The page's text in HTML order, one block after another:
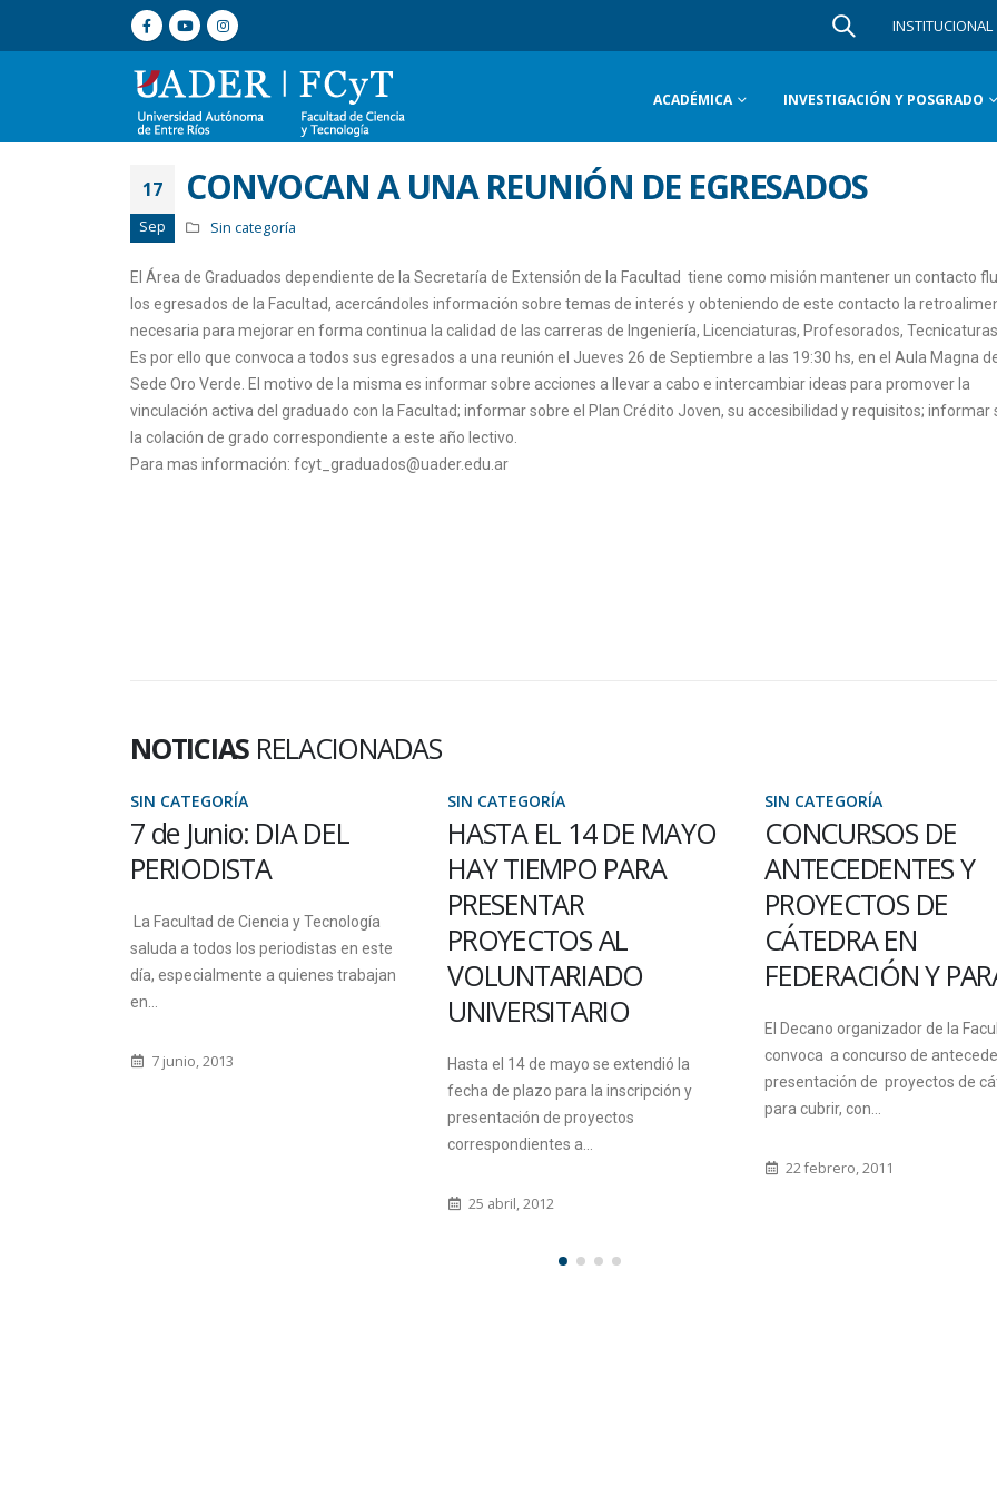
INSTITUCIONAL
ACADÉMICA INVESTIGACIÓN Y POSGRADO
17
Sep
CONVOCAN A UNA REUNIÓN DE EGRESADOS
Sin categoría
El Área de Graduados dependiente de la Secretaría de Extensión de la Facultad tiene como misión mantener un contacto
los egresados de la Facultad, acercándoles información sobre temas de interés y obteniendo de este contacto la
necesaria para mejorar en forma continua la calidad de las carreras de Ingeniería, Licenciaturas, Profesorados, Tecnicaturas.
Es por ello que convoca a todos sus egresados a una reunión el Jueves 26 de Septiembre a las 19:30 hs, en el Aula Magna
Sede Oro Verde. El motivo de la misma es informar sobre acciones a llevar a cabo e intercambiar ideas para promover la
vinculación activa del graduado con la Facultad; informar sobre el Plan Crédito Joven, su accesibilidad y requisitos; informar
la colación de grado correspondiente a este año lectivo.
Para mas información: fcyt_graduados@uader.edu.ar
NOTICIAS RELACIONADAS
SIN CATEGORÍA
7 de Junio: DIA DEL
PERIODISTA
La Facultad de Ciencia y Tecnología
saluda a todos los periodistas en este
día, especialmente a quienes trabajan
7 junio, 2013
SIN CATEGORÍA
HASTA EL 14 DE MAYO
HAY TIEMPO PARA
PRESENTAR
PROYECTOS AL
VOLUNTARIADO
UNIVERSITARIO
Hasta el 14 de mayo se extendió la
fecha de plazo para la inscripción y
presentación de proyectos
correspondientes a...
25 abril, 2012
SIN CATEGORÍA
CONCURSOS DE
ANTECEDENTES Y
PROYECTOS DE
CÁTEDRA EN
FEDERACIÓN Y PARANÁ
El Decano organizador de la Facultad
convoca a concurso de antecedentes y
presentación de proyectos de cátedra,
para cubrir, con...
22 febrero, 2011